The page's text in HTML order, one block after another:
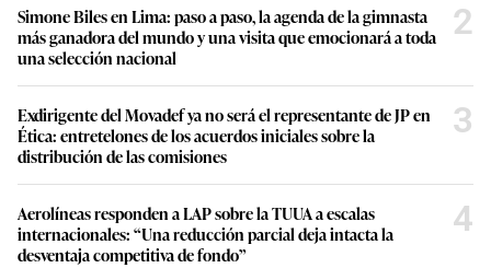
Simone Biles en Lima: paso a paso, la agenda de la gimnasta
más ganadora del mundo y una visita que emocionará a toda
una selección nacional
2
Exdirigente del Movadef ya no será el representante de JP en
Ética: entretelones de los acuerdos iniciales sobre la
distribución de las comisiones
3
Aerolíneas responden a LAP sobre la TUUA a escalas
internacionales: “Una reducción parcial deja intacta la
desventaja competitiva de fondo”
4